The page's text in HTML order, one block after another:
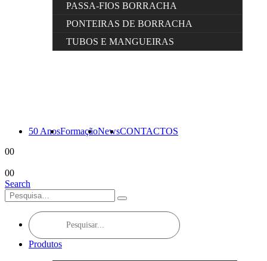
PASSA-FIOS BORRACHA
PONTEIRAS DE BORRACHA
TUBOS E MANGUEIRAS
50 AnosFormaçãoNewsCONTACTOS
00
00
Search
Products
search
Produtos